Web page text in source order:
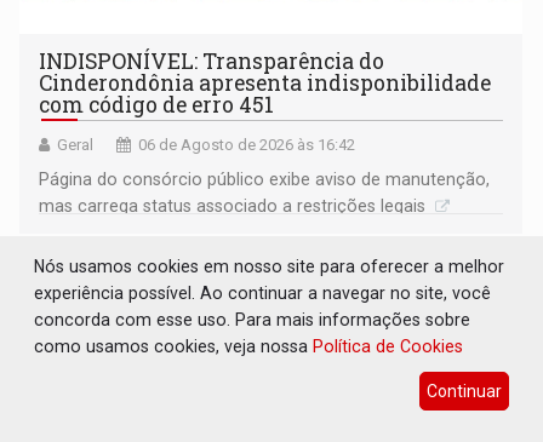
INDISPONÍVEL: Transparência do
Cinderondônia apresenta indisponibilidade
com código de erro 451
Geral 06 de Agosto de 2026 às 16:42
Página do consórcio público exibe aviso de manutenção,
mas carrega status associado a restrições legais
Nós usamos cookies em nosso site para oferecer a melhor
experiência possível. Ao continuar a navegar no site, você
concorda com esse uso. Para mais informações sobre
como usamos cookies, veja nossa Política de Cookies
Continuar